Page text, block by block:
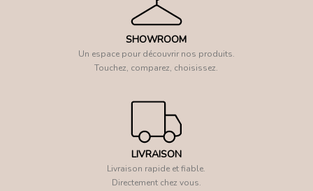
SHOWROOM
Un espace pour découvrir nos produits.
Touchez, comparez, choisissez.
LIVRAISON
Livraison rapide et fiable.
Directement chez vous.